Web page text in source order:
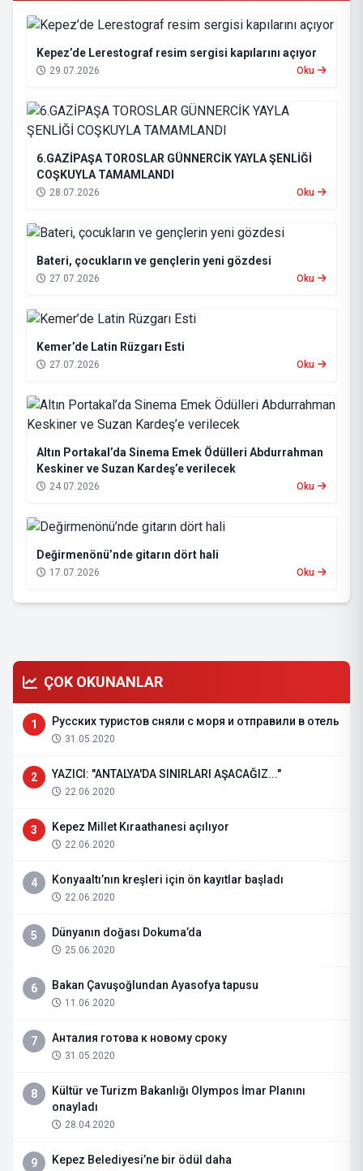
Kepez’de Lerestograf resim sergisi kapılarını açıyor
29.07.2026 Oku
6.GAZİPAŞA TOROSLAR GÜNNERCİK YAYLA ŞENLİĞİ
COŞKUYLA TAMAMLANDI
28.07.2026 Oku
Bateri, çocukların ve gençlerin yeni gözdesi
27.07.2026 Oku
Kemer’de Latin Rüzgarı Esti
27.07.2026 Oku
Altın Portakal’da Sinema Emek Ödülleri Abdurrahman
Keskiner ve Suzan Kardeş’e verilecek
24.07.2026 Oku
Değirmenönü’nde gitarın dört hali
17.07.2026 Oku
ÇOK OKUNANLAR
1 Русских туристов сняли с моря и отправили в отель
31.05.2020
2 YAZICI: "ANTALYA'DA SINIRLARI AŞACAĞIZ..."
22.06.2020
3 Kepez Millet Kıraathanesi açılıyor
22.06.2020
4 Konyaaltı’nın kreşleri için ön kayıtlar başladı
22.06.2020
5 Dünyanın doğası Dokuma’da
25.06.2020
6 Bakan Çavuşoğlundan Ayasofya tapusu
11.06.2020
7 Анталия готова к новому сроку
31.05.2020
8
Kültür ve Turizm Bakanlığı Olympos İmar Planını
onayladı
28.04.2020
9 Kepez Belediyesi’ne bir ödül daha